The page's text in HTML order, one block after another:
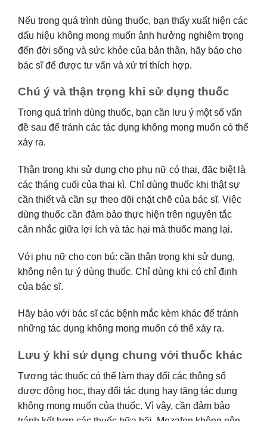
Nếu trong quá trình dùng thuốc, bạn thấy xuất hiện các
dấu hiệu không mong muốn ảnh hưởng nghiêm trọng
đến đời sống và sức khỏe của bản thân, hãy báo cho
bác sĩ để được tư vấn và xử trí thích hợp.
Chú ý và thận trọng khi sử dụng thuốc
Trong quá trình dùng thuốc, bạn cần lưu ý một số vấn
đề sau để tránh các tác dụng không mong muốn có thể
xảy ra.
Thận trong khi sử dụng cho phụ nữ có thai, đặc biệt là
các tháng cuối của thai kì. Chỉ dùng thuốc khi thật sự
cần thiết và cần sự theo dõi chặt chẽ của bác sĩ. Việc
dùng thuốc cần đảm bảo thực hiện trên nguyên tắc
cân nhắc giữa lợi ích và tác hại mà thuốc mang lại.
Với phụ nữ cho con bú: cần thận trọng khi sử dụng,
không nên tự ý dùng thuốc. Chỉ dùng khi có chỉ định
của bác sĩ.
Hãy báo với bác sĩ các bệnh mắc kèm khác để tránh
những tác dụng không mong muốn có thể xảy ra.
Lưu ý khi sử dụng chung với thuốc khác
Tương tác thuốc có thể làm thay đổi các thông số
dược động học, thay đổi tác dụng hay tăng tác dụng
không mong muốn của thuốc. Vì vậy, cần đảm bảo